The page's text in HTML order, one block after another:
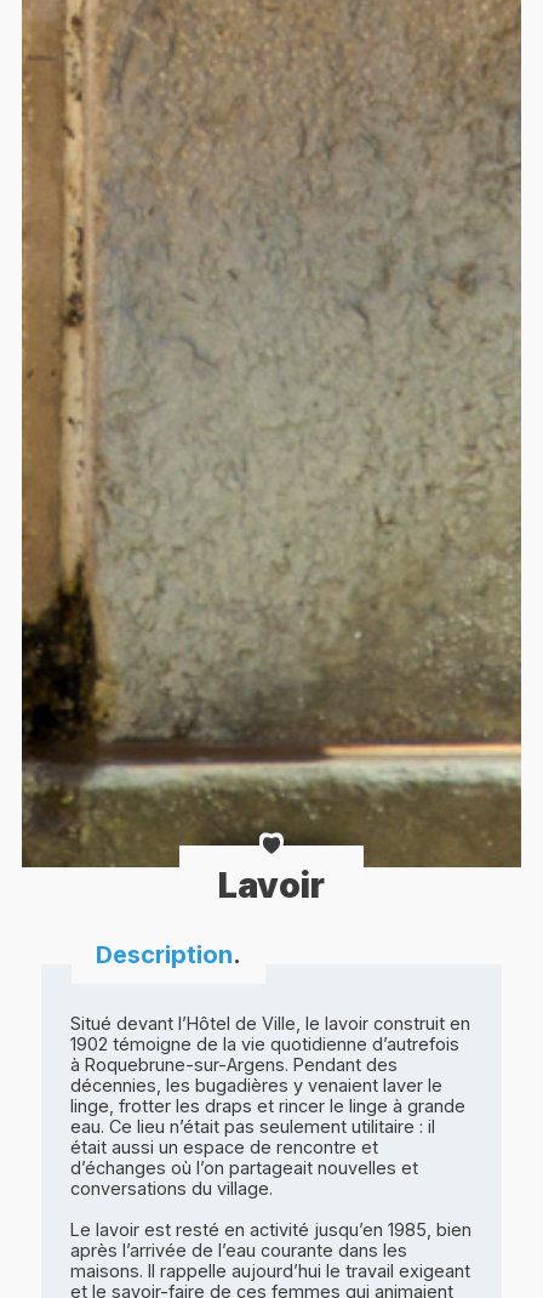
Lavoir
Description.
Situé devant l’Hôtel de Ville, le lavoir construit en
1902 témoigne de la vie quotidienne d’autrefois
à Roquebrune-sur-Argens. Pendant des
décennies, les bugadières y venaient laver le
linge, frotter les draps et rincer le linge à grande
eau. Ce lieu n’était pas seulement utilitaire : il
était aussi un espace de rencontre et
d’échanges où l’on partageait nouvelles et
conversations du village.
Le lavoir est resté en activité jusqu’en 1985, bien
après l’arrivée de l’eau courante dans les
maisons. Il rappelle aujourd’hui le travail exigeant
et le savoir-faire de ces femmes qui animaient